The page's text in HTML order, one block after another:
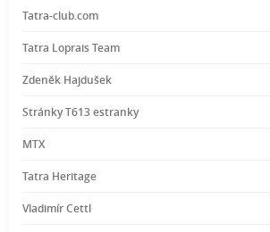
Tatra-club.com
Tatra Loprais Team
Zdeněk Hajdušek
Stránky T613 estranky
MTX
Tatra Heritage
Vladimír Cettl